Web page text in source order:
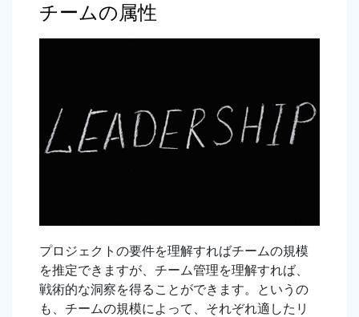
チームの属性
プロジェクトの要件を理解すればチームの規模
を推定できますが、チーム管理を理解すれば、
戦術的な洞察を得ることができます。というの
も、チームの規模によって、それぞれ適したリ